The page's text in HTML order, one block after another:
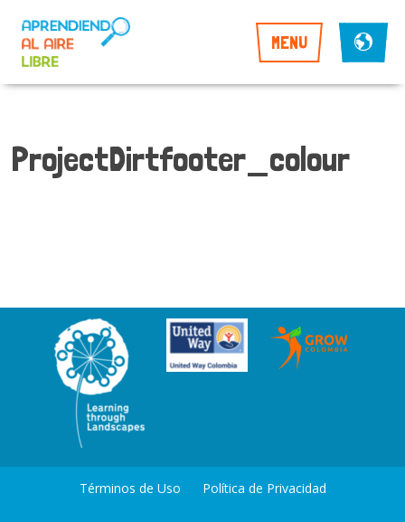
MENU
ProjectDirtfooter_colour
Términos de Uso Política de Privacidad